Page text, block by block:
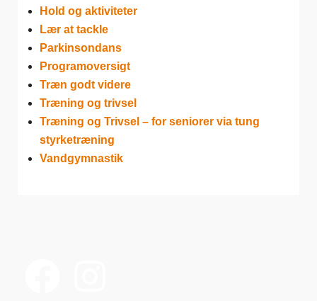
Hold og aktiviteter
Lær at tackle
Parkinsondans
Programoversigt
Træn godt videre
Træning og trivsel
Træning og Trivsel – for seniorer via tung
styrketræning
Vandgymnastik